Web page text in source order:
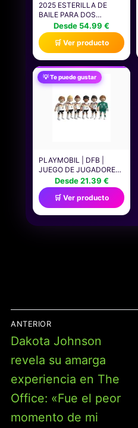
2025 ESTERILLA DE
BAILE PARA DOS
USUARIOS, ALFOMBRA
ELECTRÓNICA DE BAILE
(MODO DE UN JUGADOR
Y MODO DE DOS
JUGADORES), JUEGO DE
BAILE CON CAJA DE
BATERÍA LED, REGALOS
NIÑOS Y NIÑAS
Desde 54.99 €
🛒 Ver producto
💡 Te puede gustar
PLAYMOBIL | DFB |
JUEGO DE JUGADORES
2 | FIGURAS DE FÚTBOL
| JUEGO DE FÚTBOL |
210450
Desde 21.39 €
🛒 Ver producto
NAVEGACIÓN
DE
ENTRADAS
ANTERIOR
Entrada
anterior:
Dakota Johnson
revela su amarga
experiencia en The
Office: «Fue el peor
momento de mi